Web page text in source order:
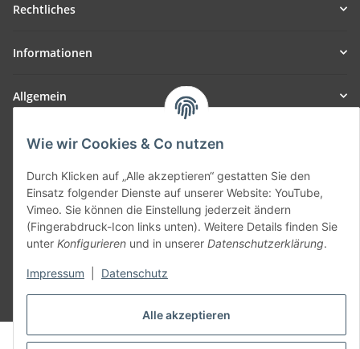
Alle akzeptieren
Wie wir Cookies & Co nutzen
Durch Klicken auf „Alle akzeptieren“ gestatten Sie den
Einsatz folgender Dienste auf unserer Website: YouTube,
Vimeo. Sie können die Einstellung jederzeit ändern
(Fingerabdruck-Icon links unten). Weitere Details finden Sie
unter Konfigurieren und in unserer Datenschutzerklärung.
Impressum Datenschutz
Rechtliches
Informationen
Allgemein
Teil unseres Netzwerks:
Vertrag widerrufen
© voltmaster.de